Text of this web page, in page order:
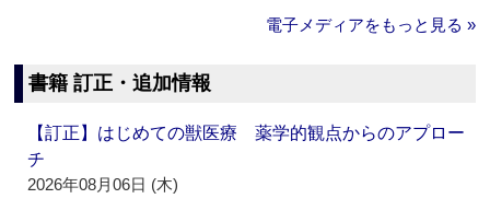
電子メディアをもっと見る »
書籍 訂正・追加情報
【訂正】はじめての獣医療 薬学的観点からのアプロー
チ
2026年08月06日 (木)